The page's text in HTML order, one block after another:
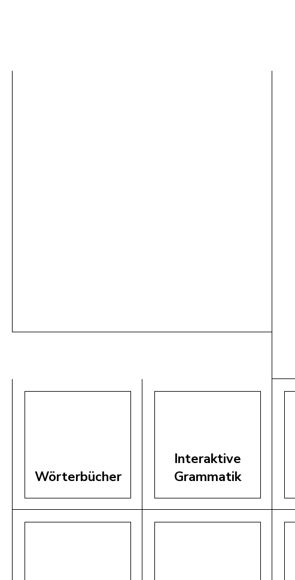
Add to cart
Wörterbücher
Interaktive
Grammatik